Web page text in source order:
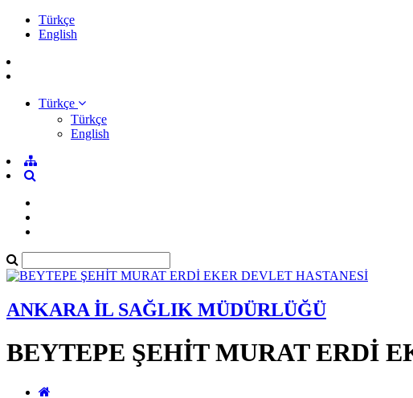
Türkçe
English
Türkçe
Türkçe
English
ANKARA İL SAĞLIK MÜDÜRLÜĞÜ
BEYTEPE ŞEHİT MURAT ERDİ